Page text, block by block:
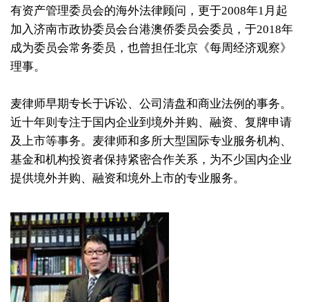
企业融资律师团队
诉讼律师团队
本行动态
2019年
2018年
2017年
2016年
2015年
有资产管理委员会的海外法律顾问，更于2008年1月起
加入济南市政协委员会台港澳侨委员会委员，于2018年
成为委员会常务委员，也曾担任北京《每周经济观察》
理事。
麦律师早期专长于诉讼、公司清盘和商业法例的事务。
近十年则专注于国内企业到境外并购、融资、复牌申请
及上市等事务。麦律师和多所大型国际专业服务机构、
基金和机构投资者保持紧密合作关系，为不少国内企业
提供境外并购、融资和境外上市的专业服务。